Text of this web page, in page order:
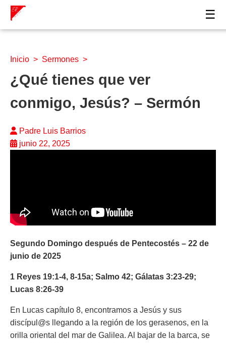
☰
Inicio > Sermones >
¿Qué tienes que ver
conmigo, Jesús? – Sermón
Padre Luis Barrios
junio 22, 2025
Segundo Domingo después de Pentecostés – 22 de
junio de 2025
1 Reyes 19:1-4, 8-15a; Salmo 42; Gálatas 3:23-29;
Lucas 8:26-39
En Lucas capítulo 8, encontramos a Jesús y sus
discípul@s llegando a la región de los gerasenos, en la
orilla oriental del mar de Galilea. Al bajar de la barca, se